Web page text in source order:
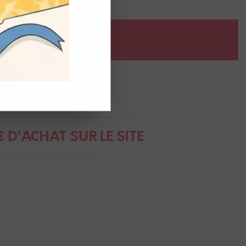
AU PANIER
D'ACHAT SUR LE SITE